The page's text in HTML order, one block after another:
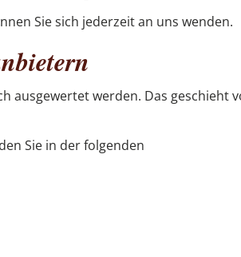
Sie sich jederzeit an uns wenden.
ausgewertet werden. Das geschieht
Sie in der folgenden